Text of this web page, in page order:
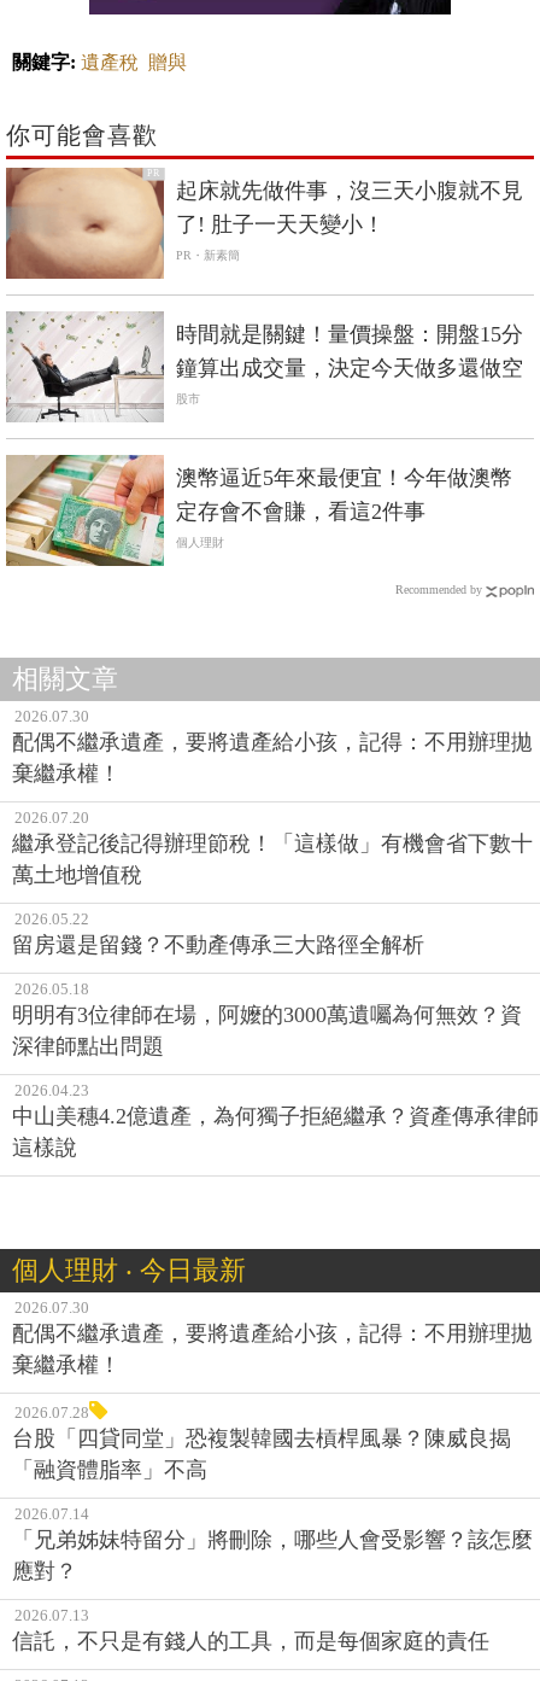
關鍵字: 遺產稅 贈與
你可能會喜歡
PR
起床就先做件事，沒三天小腹就不見
了! 肚子一天天變小！
PR・新素簡
時間就是關鍵！量價操盤：開盤15分
鐘算出成交量，決定今天做多還做空
股市
澳幣逼近5年來最便宜！今年做澳幣
定存會不會賺，看這2件事
個人理財
Recommended by
相關文章
2026.07.30
配偶不繼承遺產，要將遺產給小孩，記得：不用辦理拋
棄繼承權！
2026.07.20
繼承登記後記得辦理節稅！「這樣做」有機會省下數十
萬土地增值稅
2026.05.22
留房還是留錢？不動產傳承三大路徑全解析
2026.05.18
明明有3位律師在場，阿嬤的3000萬遺囑為何無效？資
深律師點出問題
2026.04.23
中山美穗4.2億遺產，為何獨子拒絕繼承？資產傳承律師
這樣說
個人理財 ‧ 今日最新
2026.07.30
配偶不繼承遺產，要將遺產給小孩，記得：不用辦理拋
棄繼承權！
2026.07.28
台股「四貸同堂」恐複製韓國去槓桿風暴？陳威良揭
「融資體脂率」不高
2026.07.14
「兄弟姊妹特留分」將刪除，哪些人會受影響？該怎麼
應對？
2026.07.13
信託，不只是有錢人的工具，而是每個家庭的責任